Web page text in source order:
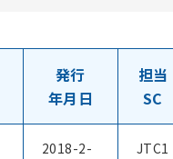
発行
年月日
担当
SC
2018-2-
JTC1